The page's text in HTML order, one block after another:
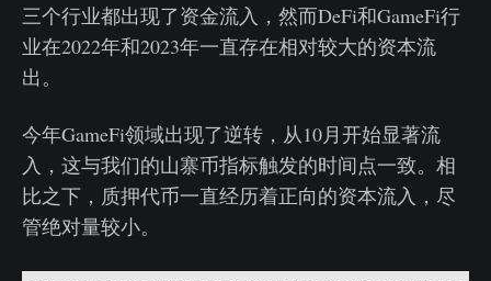
三个行业都出现了资金流入，然而DeFi和GameFi行
业在2022年和2023年一直存在相对较大的资本流
出。
今年GameFi领域出现了逆转，从10月开始显著流
入，这与我们的山寨币指标触发的时间点一致。相
比之下，质押代币一直经历着正向的资本流入，尽
管绝对量较小。